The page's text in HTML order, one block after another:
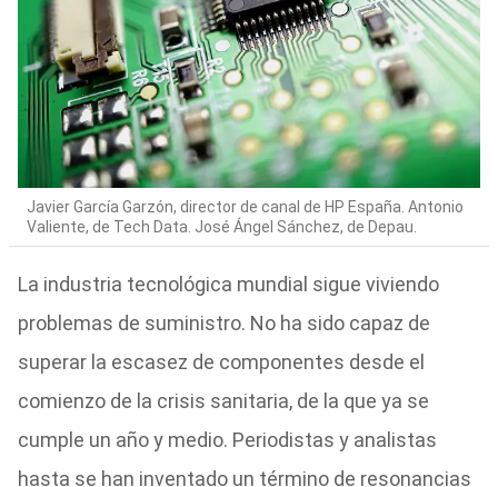
Javier García Garzón, director de canal de HP España. Antonio
Valiente, de Tech Data. José Ángel Sánchez, de Depau.
La industria tecnológica mundial sigue viviendo
problemas de suministro. No ha sido capaz de
superar la escasez de componentes desde el
comienzo de la crisis sanitaria, de la que ya se
cumple un año y medio. Periodistas y analistas
hasta se han inventado un término de resonancias